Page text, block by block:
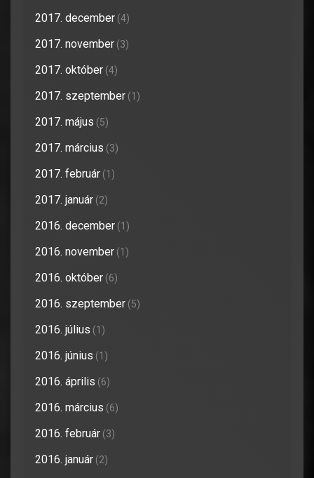
2017. december (4)
2017. november (3)
2017. október (4)
2017. szeptember (1)
2017. május (5)
2017. március (3)
2017. február (1)
2017. január (2)
2016. december (1)
2016. november (1)
2016. október (6)
2016. szeptember (5)
2016. július (1)
2016. június (1)
2016. április (6)
2016. március (6)
2016. február (3)
2016. január (2)